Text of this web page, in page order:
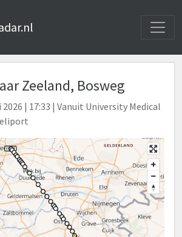
Zeeland, Bosweg
| 17:33 | Vanuit University Medical